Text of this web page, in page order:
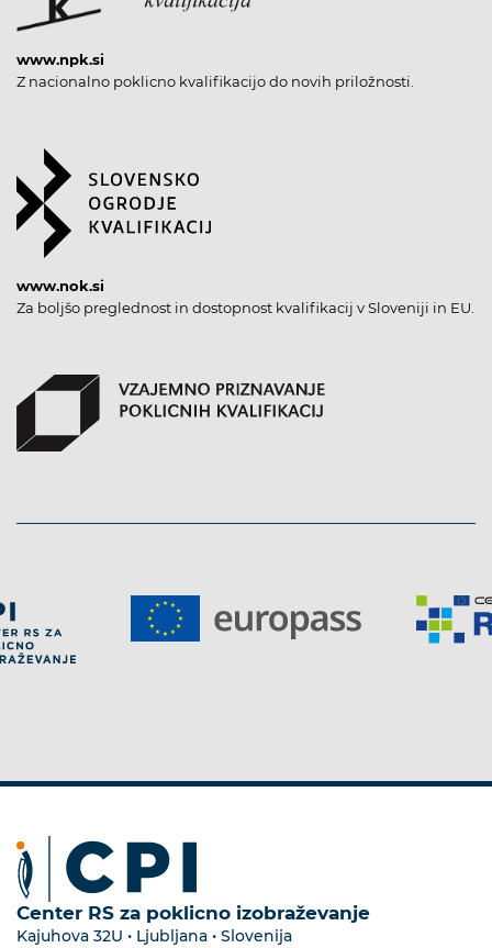
www.npk.si
Z nacionalno poklicno kvalifikacijo do novih priložnosti.
www.nok.si
Za boljšo preglednost in dostopnost kvalifikacij v Sloveniji in EU.
Center RS za poklicno izobraževanje
Kajuhova 32U • Ljubljana • Slovenija